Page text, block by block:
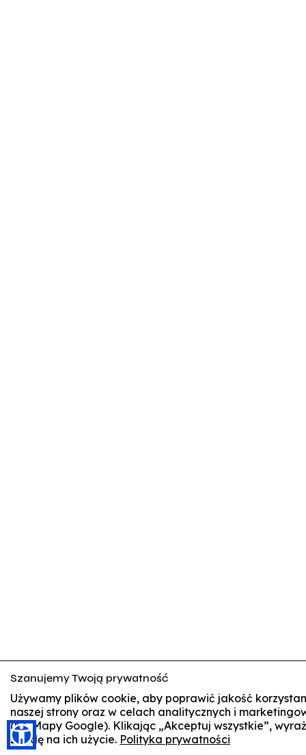
Szanujemy Twoją prywatność
Używamy plików cookie, aby poprawić jakość
naszej strony oraz w celach analitycznych i
(np. Mapy Google). Klikając „Akceptuj wszystkie”,
zgodę na ich użycie. Polityka prywatności
🍪